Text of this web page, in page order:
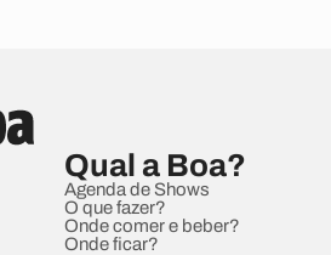
Qual a Boa?
Agenda de Shows
O que fazer?
Onde comer e beber?
Onde ficar?